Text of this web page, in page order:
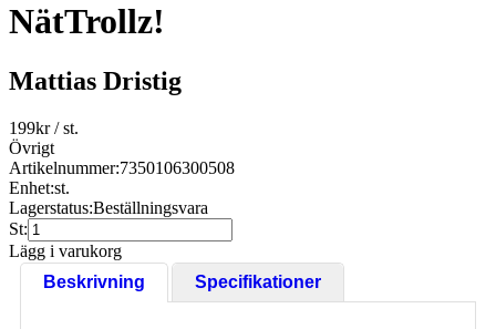
NätTrollz!
Mattias Dristig
199kr/ st.
Övrigt
Artikelnummer:7350106300508
Enhet:st.
Lagerstatus:Beställningsvara
St:
Lägg i varukorg
Beskrivning
Specifikationer